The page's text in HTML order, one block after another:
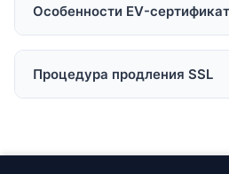
Особенности EV-
проверки, при котором
подтверждает юридический
Процедура продления SSL